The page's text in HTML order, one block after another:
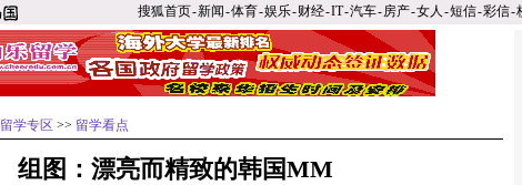
搜狐首页-新闻-体育-娱乐-财经-IT-汽车-房产-女人 -短信-彩信-
留学专区 >> 留学看点
组图：漂亮而精致的韩国MM